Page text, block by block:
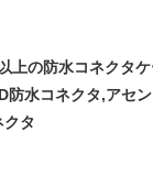
上の防水コネクタケ
水コネクタ,アセ
タ